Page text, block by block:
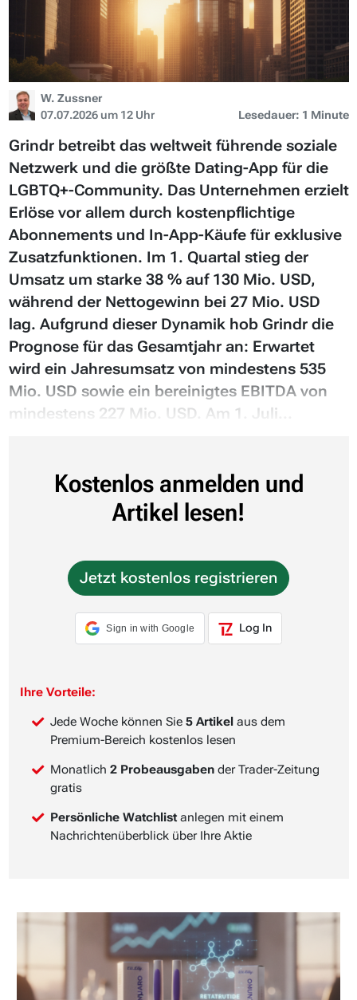
W. Zussner
07.07.2026 um 12 Uhr
Lesedauer: 1 Minute
Grindr betreibt das weltweit führende soziale
Netzwerk und die größte Dating-App für die
LGBTQ+-Community. Das Unternehmen erzielt
Erlöse vor allem durch kostenpflichtige
Abonnements und In-App-Käufe für exklusive
Zusatzfunktionen. Im 1. Quartal stieg der
Umsatz um starke 38 % auf 130 Mio. USD,
während der Nettogewinn bei 27 Mio. USD
lag. Aufgrund dieser Dynamik hob Grindr die
Prognose für das Gesamtjahr an: Erwartet
wird ein Jahresumsatz von mindestens 535
Mio. USD sowie ein bereinigtes EBITDA von
mindestens 227 Mio. USD. Am 1. Juli...
Kostenlos anmelden und
Artikel lesen!
Jetzt kostenlos registrieren
Sign in with Google Log In
Ihre Vorteile:
Jede Woche können Sie 5 Artikel aus dem
Premium-Bereich kostenlos lesen
Monatlich 2 Probeausgaben der Trader-Zeitung
gratis
Persönliche Watchlist anlegen mit einem
Nachrichtenüberblick über Ihre Aktie